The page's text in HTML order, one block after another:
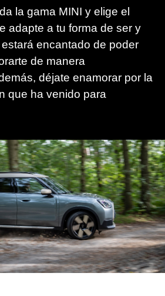
la gama MINI y elige el
adapte a tu forma de ser y
encantado de poder
de manera
déjate enamorar por la
que ha venido para